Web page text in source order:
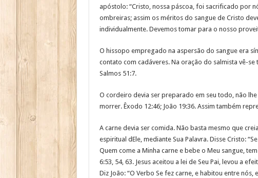
apóstolo: “Cristo, nossa páscoa, foi sacrificado por
ombreiras; assim os méritos do sangue de Cristo
individualmente. Devemos tomar para o nosso
O hissopo empregado na aspersão do sangue era
contato com cadáveres. Na oração do salmista vê-
Salmos 51:7.
O cordeiro devia ser preparado em seu todo, não
morrer. Êxodo 12:46; João 19:36. Assim também
A carne devia ser comida. Não basta mesmo que
espiritual dEle, mediante Sua Palavra. Disse Cristo:
Quem come a Minha carne e bebe o Meu sangue,
6:53, 54, 63. Jesus aceitou a lei de Seu Pai, levou a
Diz João: “O Verbo Se fez carne, e habitou entre